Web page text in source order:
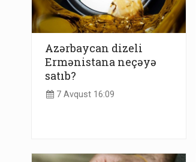
Azərbaycan dizeli
Ermənistana neçəyə
satıb?
7 Avqust 16:09